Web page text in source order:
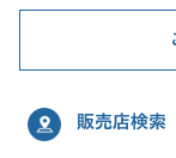
販売店検索